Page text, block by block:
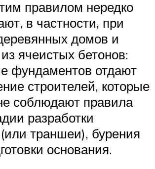
правилом нередко
в частности, при
домов и
ячеистых бетонов:
фундаментов отдают
строителей, которые
соблюдают правила
разработки
траншеи), бурения
основания.